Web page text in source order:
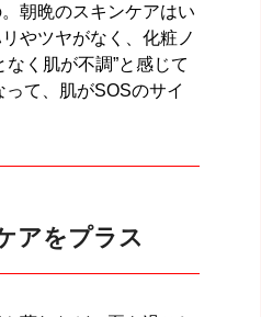
朝晩のスキンケアはい
やツヤがなく、化粧ノ
く肌が不調”と感じて
て、肌がSOSのサイ
アをプラス